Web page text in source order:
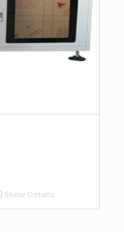
Show Details